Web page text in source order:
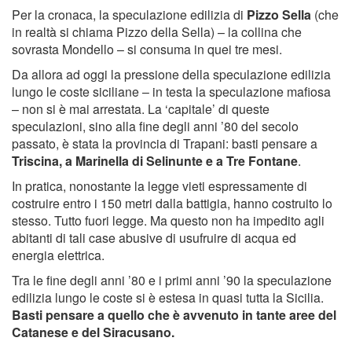
Per la cronaca, la speculazione edilizia di Pizzo Sella (che
in realtà si chiama Pizzo della Sella) – la collina che
sovrasta Mondello – si consuma in quei tre mesi.
Da allora ad oggi la pressione della speculazione edilizia
lungo le coste siciliane – in testa la speculazione mafiosa
– non si è mai arrestata. La ‘capitale’ di queste
speculazioni, sino alla fine degli anni ’80 del secolo
passato, è stata la provincia di Trapani: basti pensare a
Triscina, a Marinella di Selinunte e a Tre Fontane.
In pratica, nonostante la legge vieti espressamente di
costruire entro i 150 metri dalla battigia, hanno costruito lo
stesso. Tutto fuori legge. Ma questo non ha impedito agli
abitanti di tali case abusive di usufruire di acqua ed
energia elettrica.
Tra le fine degli anni ’80 e i primi anni ’90 la speculazione
edilizia lungo le coste si è estesa in quasi tutta la Sicilia.
Basti pensare a quello che è avvenuto in tante aree del
Catanese e del Siracusano.